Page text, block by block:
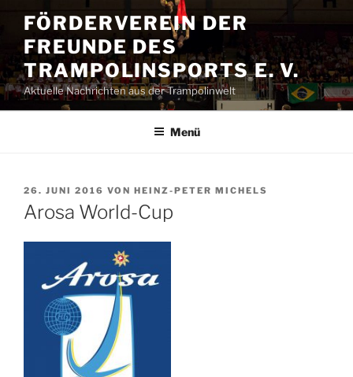
Inhalt
springen
FÖRDERVEREIN DER
FREUNDE DES
TRAMPOLINSPORTS E. V.
Aktuelle Nachrichten aus der Trampolinwelt
Menü
VERÖFFENTLICHT
AM
26. JUNI 2016 VON HEINZ-PETER MICHELS
Arosa World-Cup